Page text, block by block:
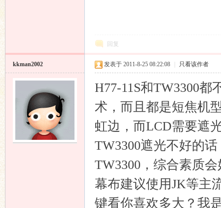
回复
kkman2002 发表于 2011-8-25 08:22:08 只看该作者
H77-11S和TW3300
术，而且都是短焦机
虹边，而LCD需要遮
TW3300遮光不好的
TW3300，综合素质
幕布建议使用JK等主
键看你喜欢多大？我